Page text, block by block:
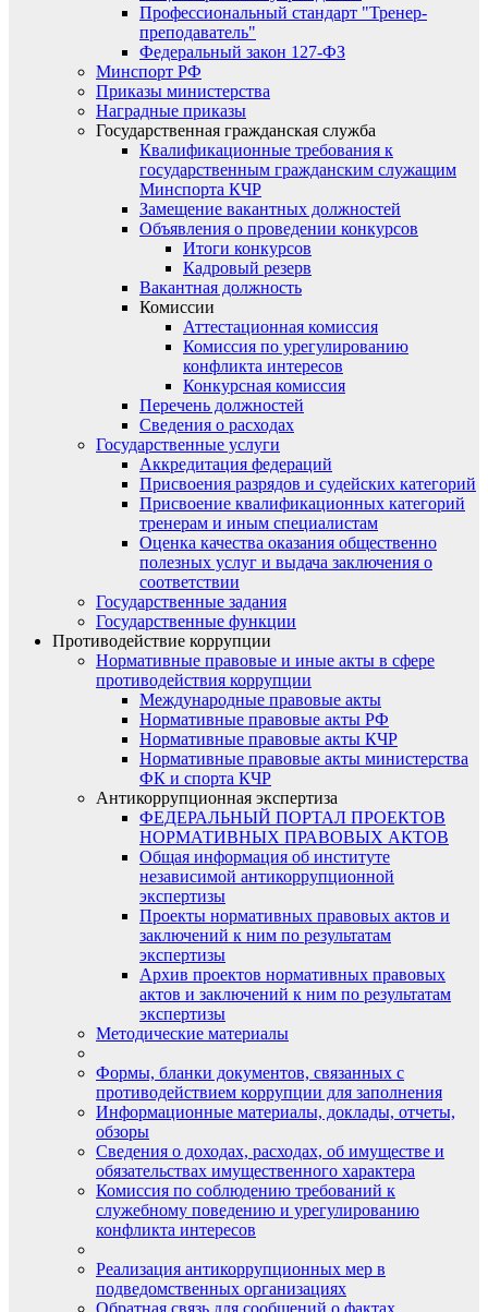
Профессиональный стандарт "Тренер-
преподаватель"
Федеральный закон 127-ФЗ
Минспорт РФ
Приказы министерства
Наградные приказы
Государственная гражданская служба
Квалификационные требования к
государственным гражданским служащим
Минспорта КЧР
Замещение вакантных должностей
Объявления о проведении конкурсов
Итоги конкурсов
Кадровый резерв
Вакантная должность
Комиссии
Аттестационная комиссия
Комиссия по урегулированию
конфликта интересов
Конкурсная комиссия
Перечень должностей
Сведения о расходах
Государственные услуги
Аккредитация федераций
Присвоения разрядов и судейских категорий
Присвоение квалификационных категорий
тренерам и иным специалистам
Оценка качества оказания общественно
полезных услуг и выдача заключения о
соответствии
Государственные задания
Государственные функции
Противодействие коррупции
Нормативные правовые и иные акты в сфере
противодействия коррупции
Международные правовые акты
Нормативные правовые акты РФ
Нормативные правовые акты КЧР
Нормативные правовые акты министерства
ФК и спорта КЧР
Антикоррупционная экспертиза
ФЕДЕРАЛЬНЫЙ ПОРТАЛ ПРОЕКТОВ
НОРМАТИВНЫХ ПРАВОВЫХ АКТОВ
Общая информация об институте
независимой антикоррупционной
экспертизы
Проекты нормативных правовых актов и
заключений к ним по результатам
экспертизы
Архив проектов нормативных правовых
актов и заключений к ним по результатам
экспертизы
Методические материалы
Формы, бланки документов, связанных с
противодействием коррупции для заполнения
Информационные материалы, доклады, отчеты,
обзоры
Сведения о доходах, расходах, об имуществе и
обязательствах имущественного характера
Комиссия по соблюдению требований к
служебному поведению и урегулированию
конфликта интересов
Реализация антикоррупционных мер в
подведомственных организациях
Обратная связь для сообщений о фактах